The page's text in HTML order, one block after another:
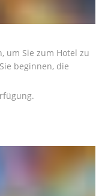
um Sie zum Hotel zu
beginnen, die